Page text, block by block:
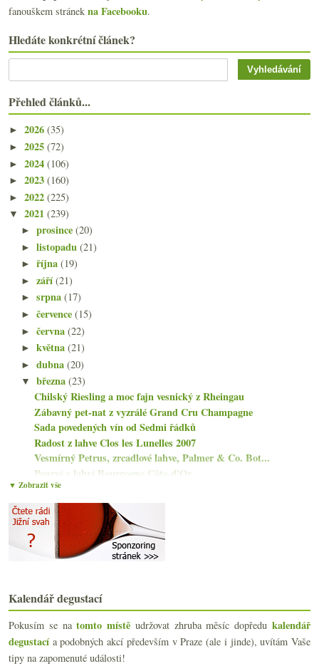
fanouškem stránek na Facebooku.
Hledáte konkrétní článek?
Přehled článků...
► 2026 (35)
► 2025 (72)
► 2024 (106)
► 2023 (160)
► 2022 (225)
▼ 2021 (239)
►prosince(20)
►listopadu(21)
►října(19)
►září(21)
►srpna(17)
►července(15)
►června(22)
►května(21)
►dubna(20)
▼března(23)
Chilský Riesling a moc fajn vesnický z Rheingau
Zábavný pet-nat z vyzrálé Grand Cru Champagne
Sada povedených vín od Sedmi řádků
Radost z lahve Clos les Lunelles 2007
Vesmírný Petrus, zrcadlové lahve, Palmer & Co. Bot...
Poprvé s lahví Bourgogne Côte-d'Or
Červený a oranžový velký hlt
Další parádní Riesling od Corvers Kauter
Win Win a Paradiesgarten v chumelenici
Nesířené bílé Bordeaux a příjemné Dolcetto
Dva mladé ryzlinky od Stagårdů
Výtečný horský Syrah od Barranco Oscuro
Riesling má narozeniny a Charta z Rheingau
Steven Spurrier, bio body, vakcinace sommeliérů…
Chlastací Riesling z Pfalze a bubliny z Nahe
Naturální Ull de Llebre a šumivé Xarel·lo
▼ Zobrazit vše
Kalendář degustací
Pokusím se natomto místě udržovat zhruba měsíc dopředukalendář
degustacía podobných akcí především v Praze (ale i jinde), uvítám Vaše
tipy na zapomenuté události!